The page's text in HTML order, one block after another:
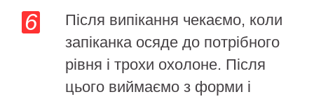
Після випікання чекаємо, коли
запіканка осяде до потрібного
рівня і трохи охолоне. Після
цього виймаємо з форми і